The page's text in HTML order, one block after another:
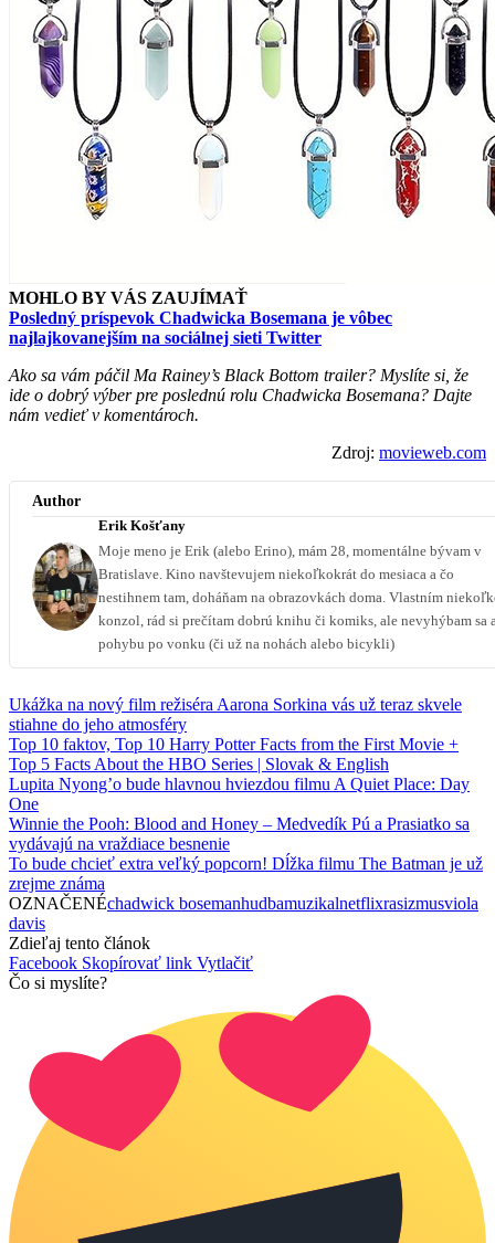
MOHLO BY VÁS ZAUJÍMAŤ
Posledný príspevok Chadwicka Bosemana je vôbec
najlajkovanejším na sociálnej sieti Twitter
Ako sa vám páčil Ma Rainey’s Black Bottom trailer? Myslíte si, že
ide o dobrý výber pre poslednú rolu Chadwicka Bosemana? Dajte
nám vedieť v komentároch.
Zdroj: movieweb.com
Author
Erik Košťany
Moje meno je Erik (alebo Erino), mám 28, momentálne bývam v
Bratislave. Kino navštevujem niekoľkokrát do mesiaca a čo
nestihnem tam, doháňam na obrazovkách doma. Vlastním
konzol, rád si prečítam dobrú knihu či komiks, ale nevyhýbam sa
pohybu po vonku (či už na nohách alebo bicykli)
Ukážka na nový film režiséra Aarona Sorkina vás už teraz skvele
stiahne do jeho atmosféry
Top 10 faktov, Top 10 Harry Potter Facts from the First Movie +
Top 5 Facts About the HBO Series | Slovak & English
Lupita Nyong’o bude hlavnou hviezdou filmu A Quiet Place: Day
One
Winnie the Pooh: Blood and Honey – Medvedík Pú a Prasiatko sa
vydávajú na vraždiace besnenie
To bude chcieť extra veľký popcorn! Dĺžka filmu The Batman je už
zrejme známa
OZNAČENÉchadwick bosemanhudbamuzikalnetflixrasizmusviola
davis
Zdieľaj tento článok
Facebook Skopírovať link Vytlačiť
Čo si myslíte?